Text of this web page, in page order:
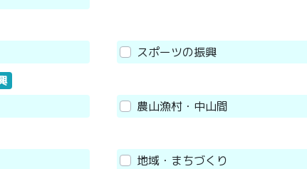
スポーツの振興
農山漁村・中山間
地域・まちづくり